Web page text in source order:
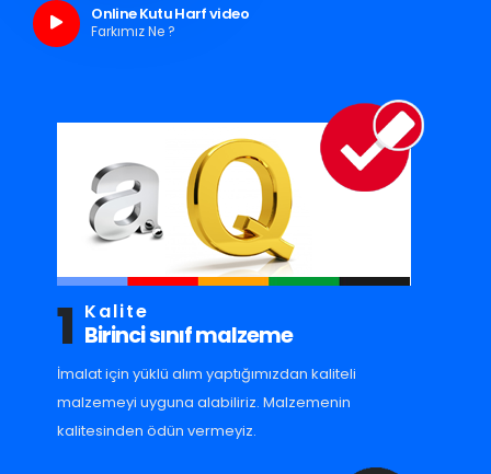
Online Kutu Harf video
Farkımız Ne ?
1 Kalite
Birinci sınıf malzeme
İmalat için yüklü alım yaptığımızdan kaliteli
malzemeyi uyguna alabiliriz. Malzemenin
kalitesinden ödün vermeyiz.